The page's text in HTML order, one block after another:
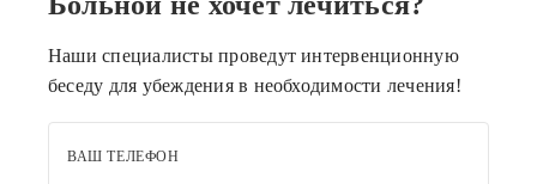
Наши специалисты проведут интервенционную
беседу для убеждения в необходимости лечения!
ВАШ ТЕЛЕФОН